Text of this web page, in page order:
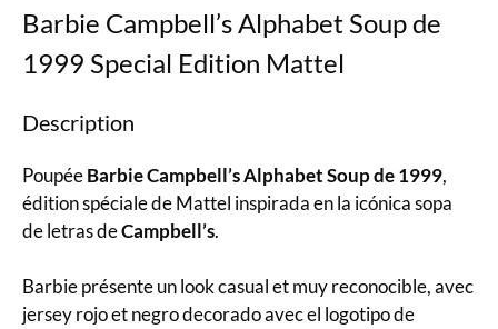
Barbie Campbell’s Alphabet Soup de
1999 Special Edition Mattel
Description
PoupéeBarbie Campbell’s Alphabet Soup de 1999,
édition spéciale de Mattel inspirada en la icónica sopa
de letras deCampbell’s.
Barbie présente un look casual et muy reconocible, avec
jersey rojo et negro decorado avec el logotipo de